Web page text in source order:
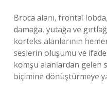
Broca alanı, frontal
damağa, yutağa ve
korteks alanlarının
seslerin oluşumu ve
komşu alanlardan gelen
biçimine dönüştürmeye